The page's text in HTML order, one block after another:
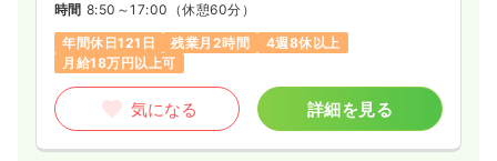
時間 8:50～17:00 （休憩60分）
年間休日121日
残業月2時間
4週8休以上
月給18万円以上可
気になる 詳細を見る